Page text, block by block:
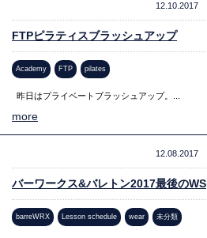
12.10.2017
FTPピラティスブラッシュアップ
Academy FTP pilates
昨日はプライベートブラッシュアップ。...
more
12.08.2017
バーワークス&バレトン2017最後のWS
barreWRX Lesson schedule wear 未分類